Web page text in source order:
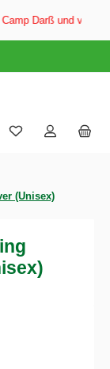
Darß und vom 3.
(Unisex)